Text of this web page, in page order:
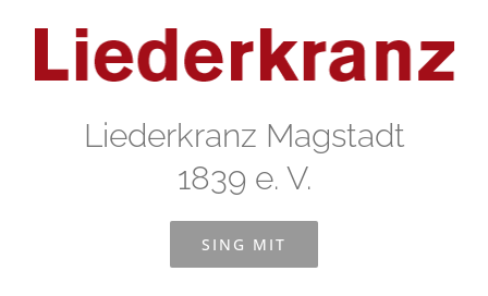
springen
Liederkranz Magstadt
1839 e. V.
SING MIT